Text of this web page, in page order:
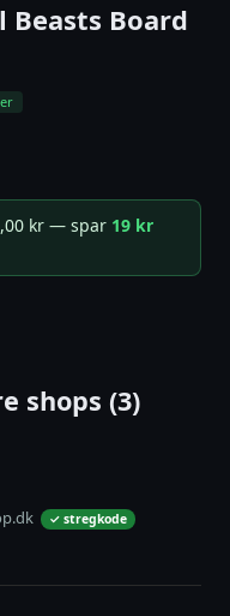
Board
kr — spar 19 kr
shops (3)
✓ stregkode